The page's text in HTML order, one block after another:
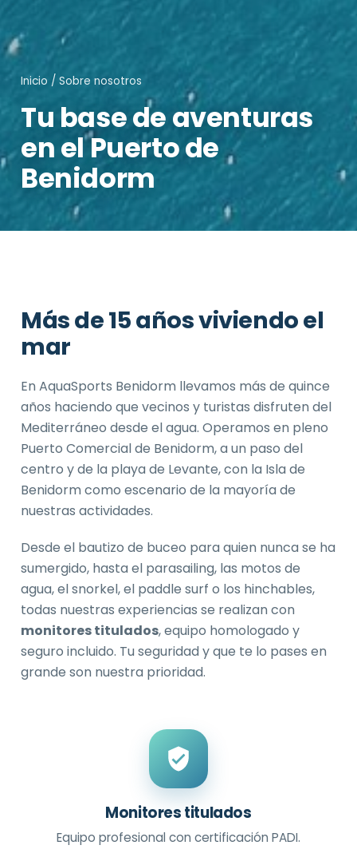
Inicio / Sobre nosotros
Tu base de aventuras
en el Puerto de
Benidorm
Más de 15 años viviendo el
mar
En AquaSports Benidorm llevamos más de quince
años haciendo que vecinos y turistas disfruten del
Mediterráneo desde el agua. Operamos en pleno
Puerto Comercial de Benidorm, a un paso del
centro y de la playa de Levante, con la Isla de
Benidorm como escenario de la mayoría de
nuestras actividades.
Desde el bautizo de buceo para quien nunca se ha
sumergido, hasta el parasailing, las motos de
agua, el snorkel, el paddle surf o los hinchables,
todas nuestras experiencias se realizan con
monitores titulados, equipo homologado y
seguro incluido. Tu seguridad y que te lo pases en
grande son nuestra prioridad.
Monitores titulados
Equipo profesional con certificación PADI.